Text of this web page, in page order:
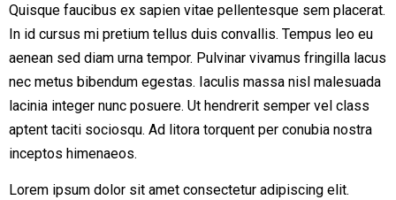
Quisque faucibus ex sapien vitae pellentesque sem placerat.
In id cursus mi pretium tellus duis convallis. Tempus leo eu
aenean sed diam urna tempor. Pulvinar vivamus fringilla lacus
nec metus bibendum egestas. Iaculis massa nisl malesuada
lacinia integer nunc posuere. Ut hendrerit semper vel class
aptent taciti sociosqu. Ad litora torquent per conubia nostra
inceptos himenaeos.
Lorem ipsum dolor sit amet consectetur adipiscing elit.